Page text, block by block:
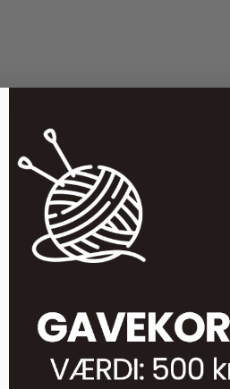
udsat for mulesing